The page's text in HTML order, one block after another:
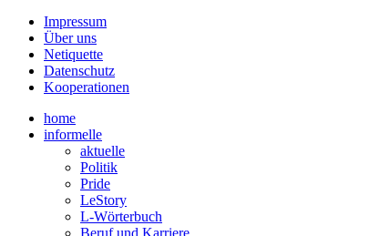
Impressum
Über uns
Netiquette
Datenschutz
Kooperationen
home
informelle
aktuelle
Politik
Pride
LeStory
L-Wörterbuch